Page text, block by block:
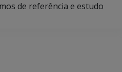
de referência e estudo